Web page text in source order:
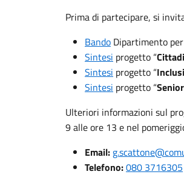
Prima di partecipare, si
Bando Dipartimento
Sintesi progetto “
Sintesi progetto “
Sintesi progetto “
Ulteriori informazioni sul
9 alle ore 13 e nel
Email:
Telefono:080 3716305